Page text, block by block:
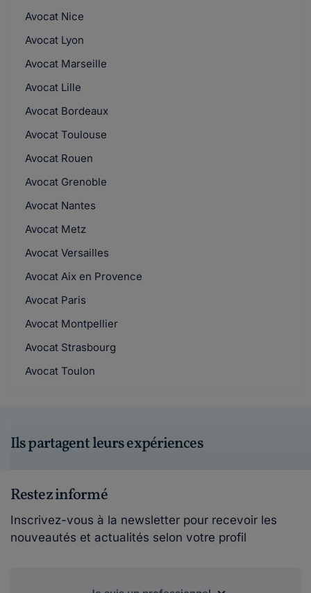
Avocat Nice
Avocat Lyon
Avocat Marseille
Avocat Lille
Avocat Bordeaux
Avocat Toulouse
Avocat Rouen
Avocat Grenoble
Avocat Nantes
Avocat Metz
Avocat Versailles
Avocat Aix en Provence
Avocat Paris
Avocat Montpellier
Avocat Strasbourg
Avocat Toulon
Ils partagent leurs expériences
Restez informé
Inscrivez-vous à la newsletter pour recevoir les
nouveautés et actualités selon votre profil